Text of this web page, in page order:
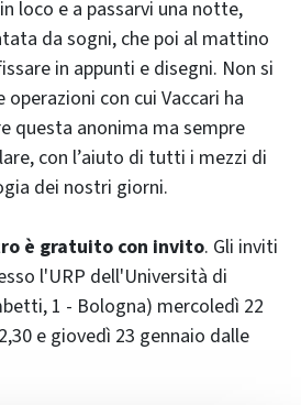
loco e a passarvi una notte,
da sogni, che poi al mattino
in appunti e disegni. Non si
con cui Vaccari ha
questa anonima ma sempre
con l’aiuto di tutti i mezzi di
dei nostri giorni.
è gratuito con invito. Gli inviti
l'URP dell'Università di
1 - Bologna) mercoledì 22
e giovedì 23 gennaio dalle